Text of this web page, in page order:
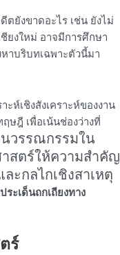
ตยังขาดอะไร เช่น ยังไม่
ยงใหม่ อาจมีการศึกษา
าบริบทเฉพาะตัวนี้มา
าะห์เชิงสังเคราะห์ของงาน
ษฎี เพื่อเน้นช่องว่างที่
วรรณกรรมใน
สตร์ให้ความสำคัญ
ะกลไกเชิงสาเหตุ
ะเด็นถกเถียงทาง
ร์